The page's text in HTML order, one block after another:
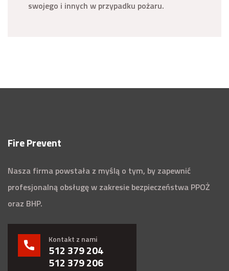
swojego i innych w przypadku pożaru.
Fire Prevent
Nasza firma powstała z myślą o tym, by zapewnić
profesjonalną obsługę w zakresie bezpieczeństwa PPOŻ
oraz BHP.
Kontakt z nami
512 379 204
512 379 206